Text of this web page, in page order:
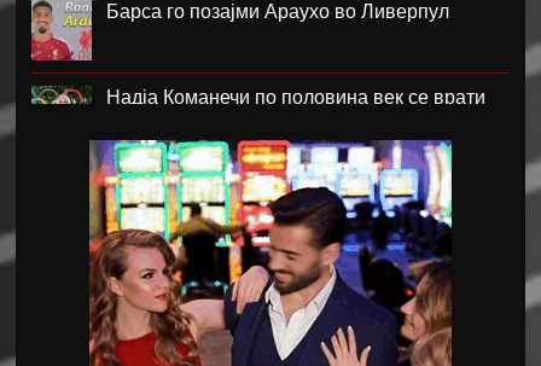
Барса го позајми Араухо во Ливерпул
Надја Команечи по половина век се врати
ФК Пелистер со заштитен бренд по 81
година постоење !
Артета: Мојот Арсенал учи од грешките
Лука Зидан се раздели со Гранада